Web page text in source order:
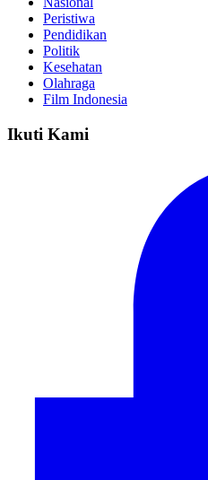
Peristiwa
Pendidikan
Politik
Kesehatan
Olahraga
Film Indonesia
Ikuti Kami